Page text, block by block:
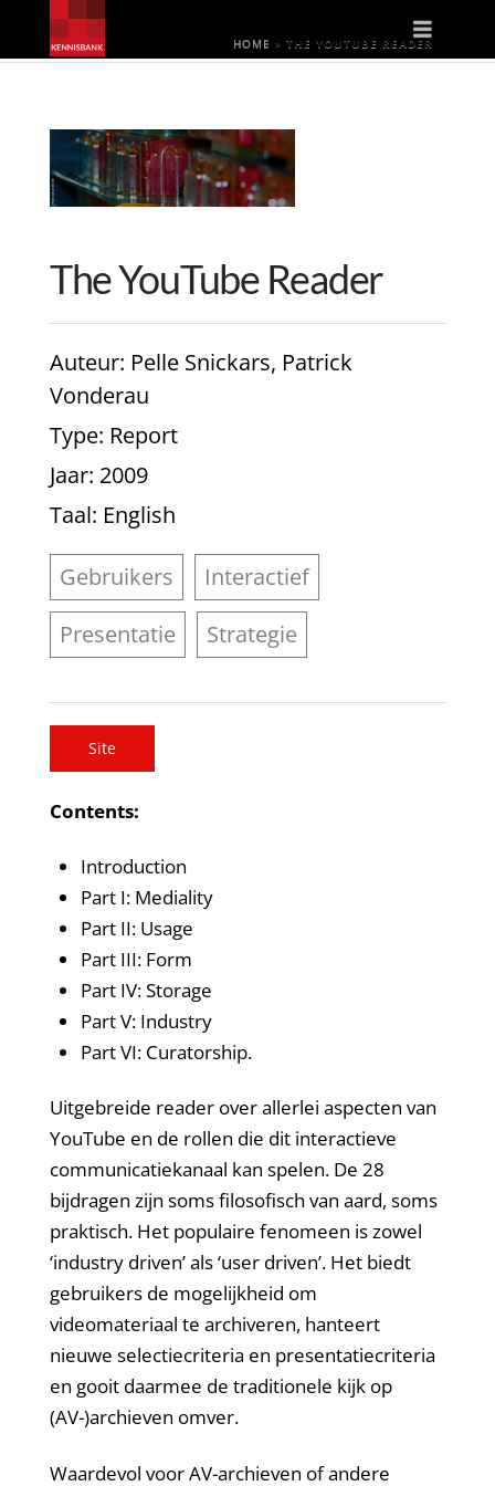
HOME » THE YOUTUBE READER
The YouTube Reader
Auteur: Pelle Snickars, Patrick
Vonderau
Type: Report
Jaar: 2009
Taal: English
Gebruikers
Interactief
Presentatie
Strategie
Site
Contents:
Introduction
Part I: Mediality
Part II: Usage
Part III: Form
Part IV: Storage
Part V: Industry
Part VI: Curatorship.
Uitgebreide reader over allerlei aspecten van
YouTube en de rollen die dit interactieve
communicatiekanaal kan spelen. De 28
bijdragen zijn soms filosofisch van aard, soms
praktisch. Het populaire fenomeen is zowel
‘industry driven’ als ‘user driven’. Het biedt
gebruikers de mogelijkheid om
videomateriaal te archiveren, hanteert
nieuwe selectiecriteria en presentatiecriteria
en gooit daarmee de traditionele kijk op
(AV-)archieven omver.
Waardevol voor AV-archieven of andere